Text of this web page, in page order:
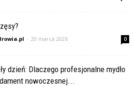
- 20 marca 2026 0
dzień: Dlaczego profesjonalne mydło
nowoczesnej...